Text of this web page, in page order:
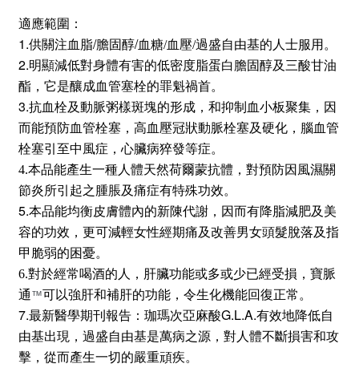
適應範圍：
1.供關注血脂/膽固醇/血糖/血壓/過盛自由基的人士服用。
2.明顯減低對身體有害的低密度脂蛋白膽固醇及三酸甘油
酯，它是釀成血管塞栓的罪魁禍首。
3.抗血栓及動脈粥樣斑塊的形成，和抑制血小板聚集，因
而能預防血管栓塞，高血壓冠狀動脈栓塞及硬化，腦血管
栓塞引至中風症，心臟病猝發等症。
4.本品能產生一種人體天然荷爾蒙抗體，對預防因風濕關
節炎所引起之腫脹及痛症有特殊功效。
5.本品能均衡皮膚體內的新陳代謝，因而有降脂減肥及美
容的功效， 更可減輕女性經期痛及改善男女頭髮脫落及指
甲脆弱的困憂。
6.對於經常喝酒的人，肝臟功能或多或少已經受損，寶脈
通™可以強肝和補肝的功能，令生化機能回復正常。
7.最新醫學期刊報告：珈瑪次亞麻酸G.L.A.有效地降低自
由基出現，過盛自由基是萬病之源，對人體不斷損害和攻
擊，從而產生一切的嚴重頑疾。